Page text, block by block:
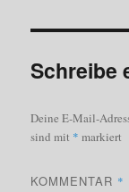
Schreibe
Deine E-Mail-
sind mit * markiert
KOMMENTAR *